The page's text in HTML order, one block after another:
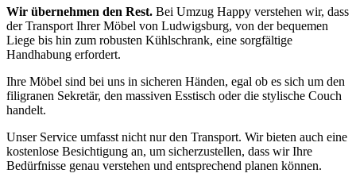
Wir übernehmen den Rest. Bei Umzug Happy verstehen wir, dass
der Transport Ihrer Möbel von Ludwigsburg, von der bequemen
Liege bis hin zum robusten Kühlschrank, eine sorgfältige
Handhabung erfordert.
Ihre Möbel sind bei uns in sicheren Händen, egal ob es sich um den
filigranen Sekretär, den massiven Esstisch oder die stylische Couch
handelt.
Unser Service umfasst nicht nur den Transport. Wir bieten auch eine
kostenlose Besichtigung an, um sicherzustellen, dass wir Ihre
Bedürfnisse genau verstehen und entsprechend planen können.